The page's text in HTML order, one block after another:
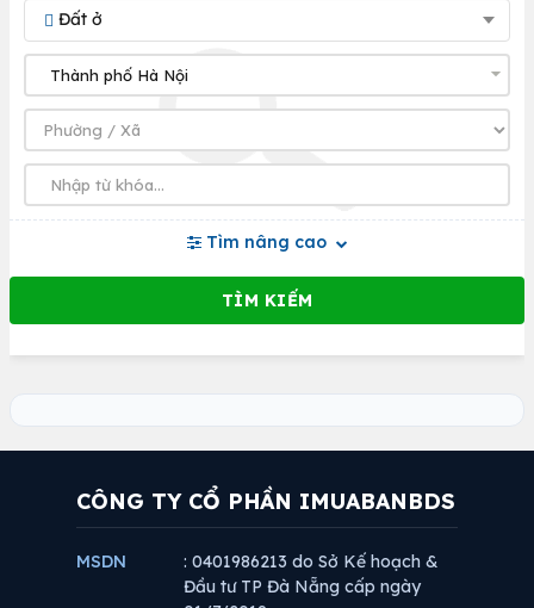
Đất ở
Tìm nâng cao
CÔNG TY CỔ PHẦN IMUABANBDS
MSDN
: 0401986213 do Sở Kế hoạch &
Đầu tư TP Đà Nẵng cấp ngày